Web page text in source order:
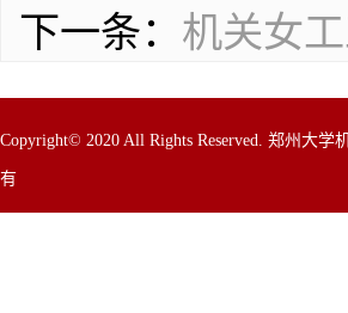
下一条： 机关女
Copyright© 2020 All Rights Reserved. 郑州大学
有